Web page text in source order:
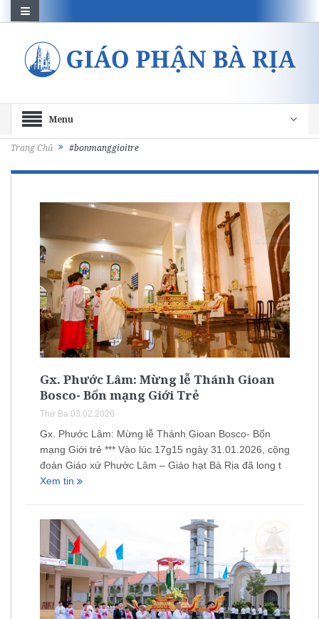
Menu
Trang Chủ #bonmanggioitre
Gx. Phước Lâm: Mừng lễ Thánh Gioan
Bosco- Bổn mạng Giới Trẻ
Thứ Ba 03.02.2026
Gx. Phước Lâm: Mừng lễ Thánh Gioan Bosco- Bổn
mạng Giới trẻ *** Vào lúc 17g15 ngày 31.01.2026, cộng
đoàn Giáo xứ Phước Lâm – Giáo hạt Bà Rịa đã long t
Xem tin